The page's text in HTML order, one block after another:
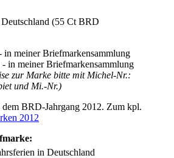
(55 Ct BRD
zur Marke bitte mit Michel-Nr.:
und Mi.-Nr.)
BRD-Jahrgang 2012. Zum kpl.
2012
in Deutschland